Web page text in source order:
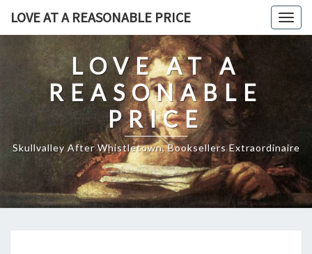
LOVE AT A REASONABLE PRICE
LOVE AT A
REASONABLE
PRICE
Skullvalley After Whistletown, Booksellers Extraordinaire